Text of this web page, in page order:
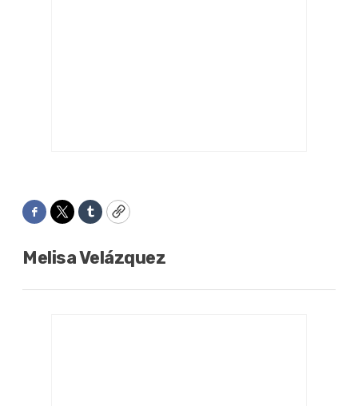
Facebook
TwitterTumblrCopy
Melisa Velázquez